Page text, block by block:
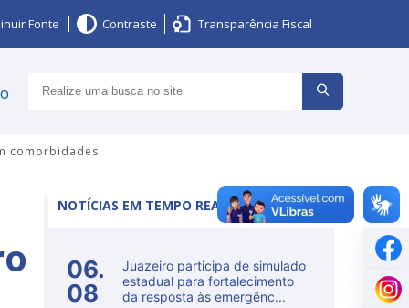
Fonte Contraste Transparência Fiscal
comorbidades
NOTÍCIAS EM TEMPO REAL
06.
08
Juazeiro participa de simulado
estadual para fortalecimento
da resposta às emergênc...